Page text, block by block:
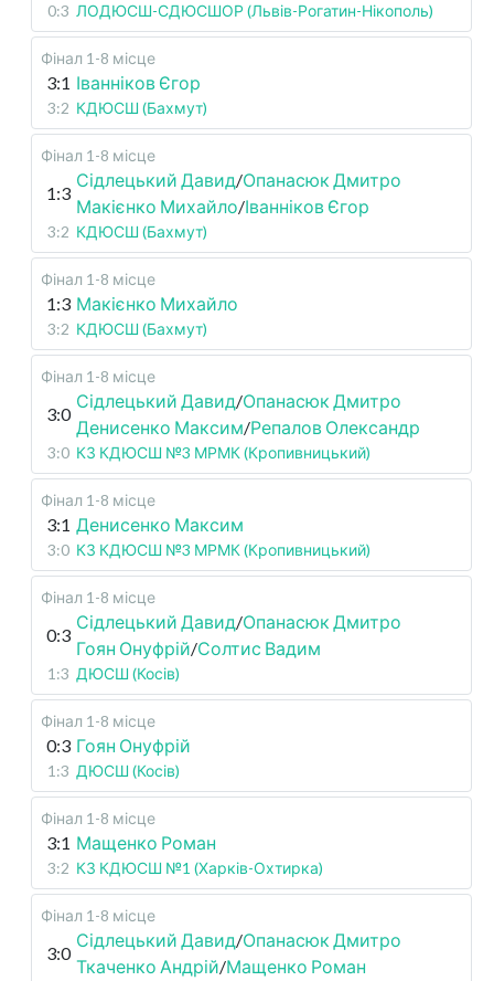
0:3 ЛОДЮСШ-СДЮСШОР (Львів-Рогатин-Нікополь)
Фінал 1-8 місце
3:1 Іванніков Єгор
3:2 КДЮСШ (Бахмут)
Фінал 1-8 місце
1:3
Сідлецький Давид/Опанасюк Дмитро
Макієнко Михайло/Іванніков Єгор
3:2 КДЮСШ (Бахмут)
Фінал 1-8 місце
1:3 Макієнко Михайло
3:2 КДЮСШ (Бахмут)
Фінал 1-8 місце
3:0
Сідлецький Давид/Опанасюк Дмитро
Денисенко Максим/Репалов Олександр
3:0 КЗ КДЮСШ №3 МРМК (Кропивницький)
Фінал 1-8 місце
3:1 Денисенко Максим
3:0 КЗ КДЮСШ №3 МРМК (Кропивницький)
Фінал 1-8 місце
0:3
Сідлецький Давид/Опанасюк Дмитро
Гоян Онуфрій/Солтис Вадим
1:3 ДЮСШ (Косів)
Фінал 1-8 місце
0:3 Гоян Онуфрій
1:3 ДЮСШ (Косів)
Фінал 1-8 місце
3:1 Мащенко Роман
3:2 КЗ КДЮСШ №1 (Харків-Охтирка)
Фінал 1-8 місце
3:0
Сідлецький Давид/Опанасюк Дмитро
Ткаченко Андрій/Мащенко Роман